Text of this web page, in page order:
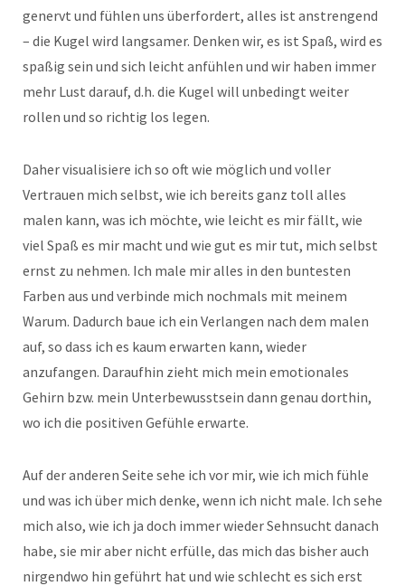
genervt und fühlen uns überfordert, alles ist anstrengend
– die Kugel wird langsamer. Denken wir, es ist Spaß, wird es
spaßig sein und sich leicht anfühlen und wir haben immer
mehr Lust darauf, d.h. die Kugel will unbedingt weiter
rollen und so richtig los legen.
Daher visualisiere ich so oft wie möglich und voller
Vertrauen mich selbst, wie ich bereits ganz toll alles
malen kann, was ich möchte, wie leicht es mir fällt, wie
viel Spaß es mir macht und wie gut es mir tut, mich selbst
ernst zu nehmen. Ich male mir alles in den buntesten
Farben aus und verbinde mich nochmals mit meinem
Warum. Dadurch baue ich ein Verlangen nach dem malen
auf, so dass ich es kaum erwarten kann, wieder
anzufangen. Daraufhin zieht mich mein emotionales
Gehirn bzw. mein Unterbewusstsein dann genau dorthin,
wo ich die positiven Gefühle erwarte.
Auf der anderen Seite sehe ich vor mir, wie ich mich fühle
und was ich über mich denke, wenn ich nicht male. Ich sehe
mich also, wie ich ja doch immer wieder Sehnsucht danach
habe, sie mir aber nicht erfülle, das mich das bisher auch
nirgendwo hin geführt hat und wie schlecht es sich erst